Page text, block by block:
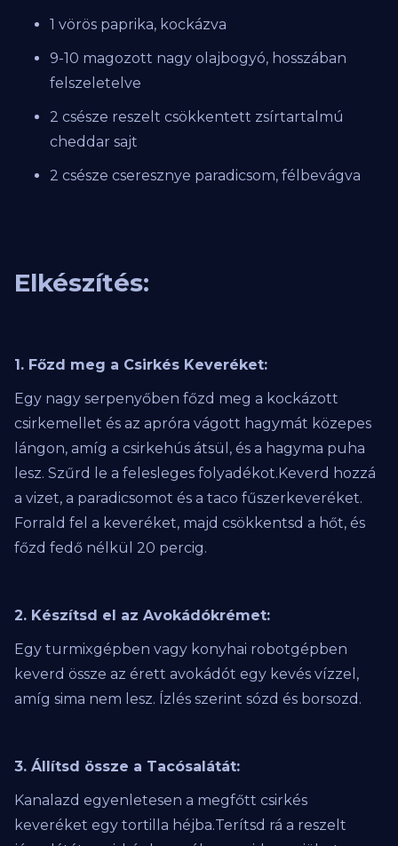
1 vörös paprika, kockázva
9-10 magozott nagy olajbogyó, hosszában
felszeletelve
2 csésze reszelt csökkentett zsírtartalmú
cheddar sajt
2 csésze cseresznye paradicsom, félbevágva
Elkészítés:
1. Főzd meg a Csirkés Keveréket:
Egy nagy serpenyőben főzd meg a kockázott
csirkemellet és az apróra vágott hagymát közepes
lángon, amíg a csirkehús átsül, és a hagyma puha
lesz. Szűrd le a felesleges folyadékot.Keverd hozzá
a vizet, a paradicsomot és a taco fűszerkeveréket.
Forrald fel a keveréket, majd csökkentsd a hőt, és
főzd fedő nélkül 20 percig.
2. Készítsd el az Avokádókrémet:
Egy turmixgépben vagy konyhai robotgépben
keverd össze az érett avokádót egy kevés vízzel,
amíg sima nem lesz. Ízlés szerint sózd és borsozd.
3. Állítsd össze a Tacósalátát:
Kanalazd egyenletesen a megfőtt csirkés
keveréket egy tortilla héjba.Terítsd rá a reszelt